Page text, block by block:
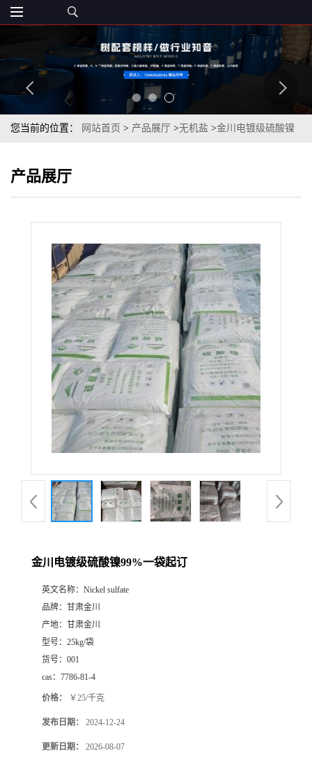
您当前的位置： 网站首页 > 产品展厅 >无机盐 >金川电镀级硫酸镍
产品展厅
金川电镀级硫酸镍99%一袋起订
英文名称： Nickel sulfate
品牌： 甘肃金川
产地： 甘肃金川
型号： 25kg/袋
货号： 001
cas： 7786-81-4
价格： ￥25/千克
发布日期： 2024-12-24
更新日期： 2026-08-07